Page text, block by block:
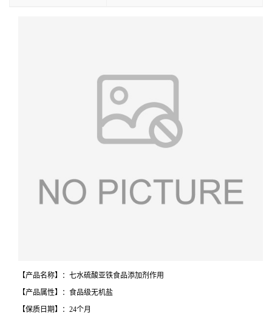
【产品名称】：七水硫酸亚铁食品添加剂作用
【产品属性】：食品级无机盐
【保质日期】：24个月